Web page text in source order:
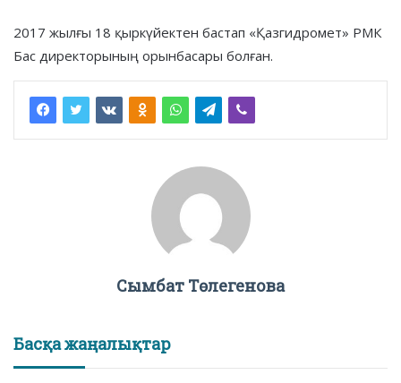
2017 жылғы 18 қыркүйектен бастап «Қазгидромет» РМК
Бас директорының орынбасары болған.
Сымбат Төлегенова
Басқа жаңалықтар